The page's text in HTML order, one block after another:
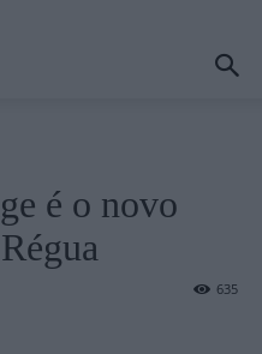
é o novo
635